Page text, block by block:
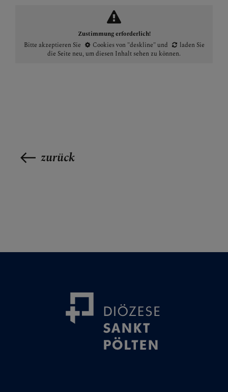
Zustimmung erforderlich!
Bitte akzeptieren Sie
Cookies von "deskline"und
laden Sie
die Seite neu, um diesen Inhalt sehen zu können.
zurück